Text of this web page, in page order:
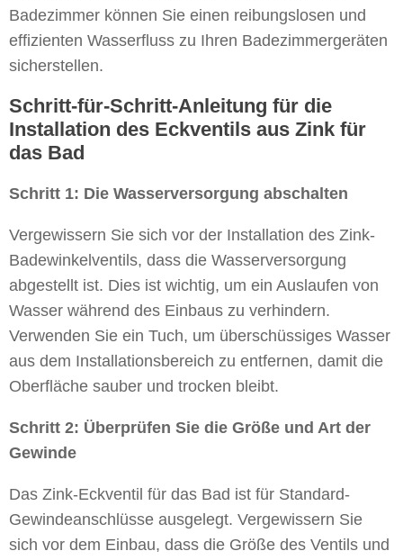
Badezimmer können Sie einen reibungslosen und
effizienten Wasserfluss zu Ihren Badezimmergeräten
sicherstellen.
Schritt-für-Schritt-Anleitung für die
Installation des Eckventils aus Zink für
das Bad
Schritt 1: Die Wasserversorgung abschalten
Vergewissern Sie sich vor der Installation des Zink-
Badewinkelventils, dass die Wasserversorgung
abgestellt ist. Dies ist wichtig, um ein Auslaufen von
Wasser während des Einbaus zu verhindern.
Verwenden Sie ein Tuch, um überschüssiges Wasser
aus dem Installationsbereich zu entfernen, damit die
Oberfläche sauber und trocken bleibt.
Schritt 2: Überprüfen Sie die Größe und Art der
Gewinde
Das Zink-Eckventil für das Bad ist für Standard-
Gewindeanschlüsse ausgelegt. Vergewissern Sie
sich vor dem Einbau, dass die Größe des Ventils und